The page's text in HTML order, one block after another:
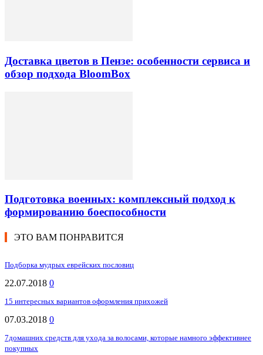
Доставка цветов в Пензе: особенности сервиса и
обзор подхода BloomBox
Подготовка военных: комплексный подход к
формированию боеспособности
ЭТО ВАМ ПОНРАВИТСЯ
Подборка мудрых еврейских пословиц
22.07.2018 0
15 интересных вариантов оформления прихожей
07.03.2018 0
7домашних средств для ухода за волосами, которые намного эффективнее
покупных